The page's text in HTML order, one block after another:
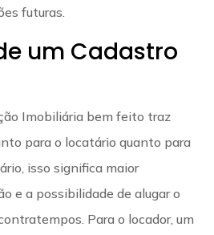
futuras.
um Cadastro
Imobiliária bem feito traz
para o locatário quanto para
isso significa maior
e a possibilidade de alugar o
Para o locador, um